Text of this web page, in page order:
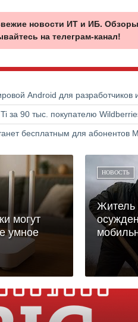
новости ИТ и ИБ.
на телеграм-канал!
Android для разработчиков
за 90 тыс. покупателю
бесплатным для
могут
умное
НОВОСТЬ
Житель